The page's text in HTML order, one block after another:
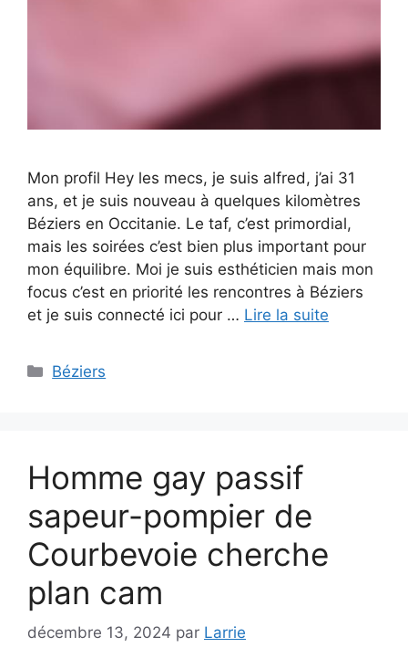
Mon profil Hey les mecs, je suis alfred, j’ai 31
ans, et je suis nouveau à quelques kilomètres
Béziers en Occitanie. Le taf, c’est primordial,
mais les soirées c’est bien plus important pour
mon équilibre. Moi je suis esthéticien mais mon
focus c’est en priorité les rencontres à Béziers
et je suis connecté ici pour … Lire la suite
Catégories
Béziers
Homme gay passif
sapeur-pompier de
Courbevoie cherche
plan cam
décembre 13, 2024 par Larrie